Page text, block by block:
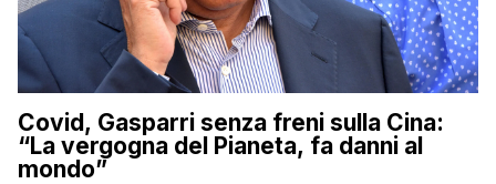
Covid, Gasparri senza freni sulla Cina:
“La vergogna del Pianeta, fa danni al
mondo”